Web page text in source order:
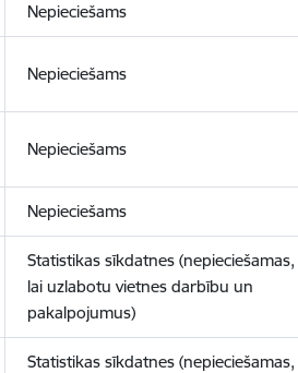
Nepieciešams
Nepieciešams
Nepieciešams
Nepieciešams
Statistikas sīkdatnes (nepieciešamas,
lai uzlabotu vietnes darbību un
pakalpojumus)
Statistikas sīkdatnes (nepieciešamas,